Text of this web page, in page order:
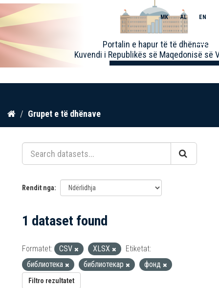
Kalo
përmbajtja
Portalin e hapur të të dhënave
Kuvendi i Republikës së Maqedonisë së
MK AL EN
Toggle
Grupet e të dhënave
Rendit nga
1 dataset found
Formatet: CSV XLSX
Etiketat:
библиотека
библиотекар фонд
Filtro rezultatet